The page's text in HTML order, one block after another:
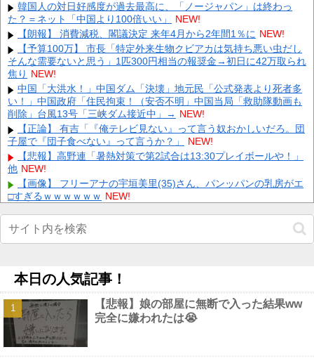
【にじさんじ】 ルイス「ドパガキの時代は終わり！セロトニン優
位のセロガキなるわよ！ンンンきんもちいい〜〜！！ドパドパド
パ... NEW!
【画像】 ワイ「アルファードいいなあ。買いに行くか」店員「ほ
いっ見積もりな！」ワイ「金額おかしくね？」←お前らもそう思
う... NEW!
【画像】 「キム兄」こと芸人・木村祐一さん（63歳）、最新の松
本人志さんとのツーショットが完全に別人だとネット騒然！
「... NEW!
【凄すぎる】 力士の嫁に美人が多い理由→「これ」だったｗｗｗ
ｗｗｗｗ NEW!
【悲報】 楽天、ガチで逝くｗｗｗｗｗｗｗｗｗｗｗｗｗｗｗｗｗ
ｗｗｗ NEW!
【画像】 芦田愛菜ちゃん「うわー、すごい！なんか出てる♥」
NEW!
Powered by livedoor 相互RSS
韓国人の対日好感度が過去最高に、「ノージャパン」は終わっ
た？＝ネット「中国より100倍いい」
NEW!
【朗報】 消費減税、閣議決定 来年4月から2年間1％に NEW!
【予算100万】 市長「特定外来生物クビアカは気持ち悪い虫だし
そんな需要ないと思う」1匹300円相当の報奨金→初日に42万取られ
焦り NEW!
中国「大洪水！」中国ダム「決壊」地元民「公式発表より死者多
い！」中国政府「住民拘束！（安否不明」中国当局「救助隊動画も
削除」台風13号「三峡ダム接近中」→ NEW!
【正論】 有吉「『俺テレビ見ない』って言う奴おかしいだろ。団
子屋で『団子食べない』って言うか？」
NEW!
【悲報】高野連「暑熱対策で第2試合は13:30プレイボールや！」
他 NEW!
【画像】 フリーアナの宇垣美里(35)さん、パンッパンの乳房がエ
□すぎるｗｗｗｗｗｗ NEW!
な船上にいるよね他
【画像】 避難所の女がHすぎるｗｗｗｗｗ
【画像】 マスパンこと枡田絵理奈アナ、地上波でまさかのパ○チ
ラ NEW!
衆院選でほぼ全ての野党「消費税減税するので投票よろし
く！！」→現在の野党「消費税減税やめろ！！財源はどうするん
だ！！」他 NEW!
【画像】 渋谷のナイトプール、谷間とお尻のパラダイスだった件
本日の人気記事！
【悲報】娘の部屋に無断で入った結果ww
完全に嫌われたは😭